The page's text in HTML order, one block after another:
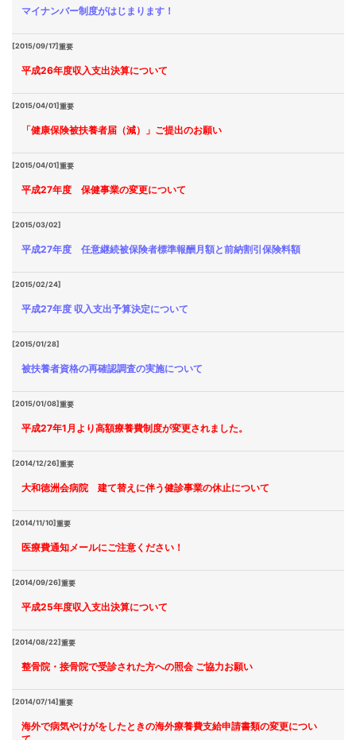
マイナンバー制度がはじまります！
[2015/09/17]重要
平成26年度収入支出決算について
[2015/04/01]重要
「健康保険被扶養者届（減）」ご提出のお願い
[2015/04/01]重要
平成27年度 保健事業の変更について
[2015/03/02]
平成27年度 任意継続被保険者標準報酬月額と前納割引保険料額
[2015/02/24]
平成27年度 収入支出予算決定について
[2015/01/28]
被扶養者資格の再確認調査の実施について
[2015/01/08]重要
平成27年1月より高額療養費制度が変更されました。
[2014/12/26]重要
大和徳洲会病院 建て替えに伴う健診事業の休止について
[2014/11/10]重要
医療費通知メールにご注意ください！
[2014/09/26]重要
平成25年度収入支出決算について
[2014/08/22]重要
整骨院・接骨院で受診された方への照会 ご協力お願い
[2014/07/14]重要
海外で病気やけがをしたときの海外療養費支給申請書類の変更につい